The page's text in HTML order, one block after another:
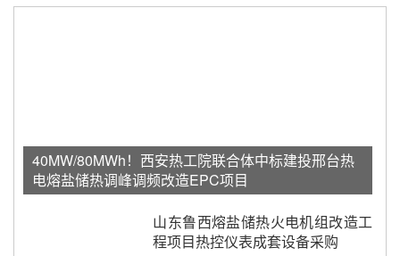
40MW/80MWh！西安热工院联合体中标建投邢台热
电熔盐储热调峰调频改造EPC项目
山东鲁西熔盐储热火电机组改造工
程项目热控仪表成套设备采购